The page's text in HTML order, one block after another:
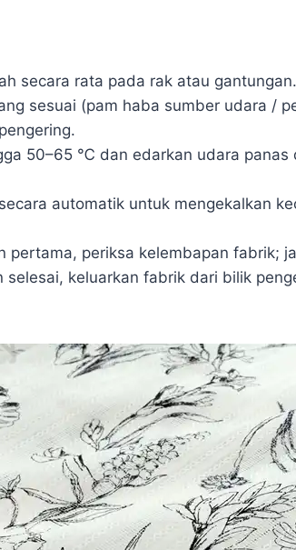
secara rata pada rak atau gantungan.
sesuai (pam haba sumber udara /
50–65 ℃ dan edarkan udara
automatik untuk mengekalkan
pertama, periksa kelembapan fabrik;
selesai, keluarkan fabrik dari bilik